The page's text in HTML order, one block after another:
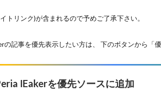
トリンク)が含まれるので予めご了承下さい。
記事を優先表示したい方は、 下のボタンから「
IEakerを優先ソースに追加